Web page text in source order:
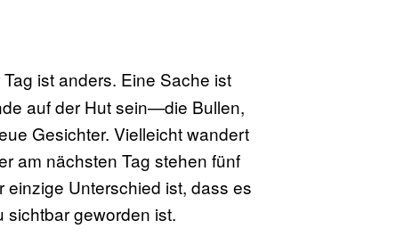
ist anders. Eine Sache ist
auf der Hut sein—die Bullen,
Gesichter. Vielleicht wandert
am nächsten Tag stehen fünf
Unterschied ist, dass es
sichtbar geworden ist.